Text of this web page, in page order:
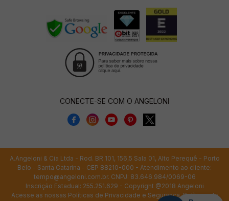
CONECTE-SE COM O ANGELONI
A.Angeloni & Cia Ltda - Rod. BR 101, 156,5 Sala 01, Alto Perequê - Porto
Belo - Santa Catarina - CEP 88210-000 - Atendimento ao cliente:
tempo@angeloni.com.br. CNPJ: 83.646.984/0069-06
Inscrição Estadual: 255.251.629 - Copyright @2018 Angeloni
Acesse as nossas Políticas de Privacidade e Segurança,Políticas de